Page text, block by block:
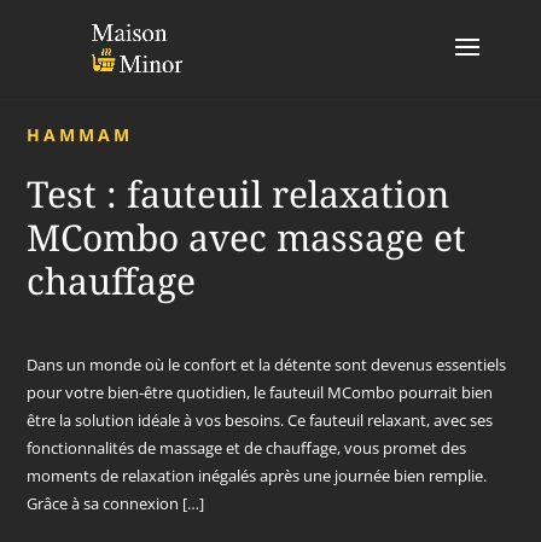
HAMMAM
Test : fauteuil relaxation
MCombo avec massage et
chauffage
Dans un monde où le confort et la détente sont devenus essentiels
pour votre bien-être quotidien, le fauteuil MCombo pourrait bien
être la solution idéale à vos besoins. Ce fauteuil relaxant, avec ses
fonctionnalités de massage et de chauffage, vous promet des
moments de relaxation inégalés après une journée bien remplie.
Grâce à sa connexion […]